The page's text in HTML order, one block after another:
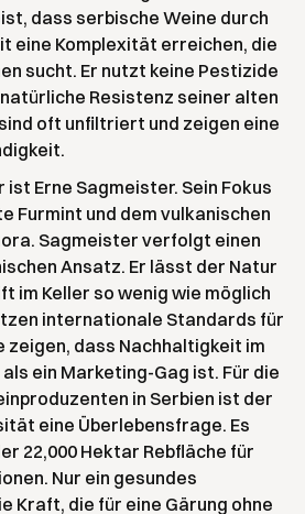
dass serbische Weine durch
eine Komplexität erreichen, die
sucht. Er nutzt keine Pestizide
Resistenz seiner alten
oft unfiltriert und zeigen eine
Erne Sagmeister. Sein Fokus
Furmint und dem vulkanischen
Sagmeister verfolgt einen
Ansatz. Er lässt der Natur
im Keller so wenig wie möglich
internationale Standards für
zeigen, dass Nachhaltigkeit im
ein Marketing-Gag ist. Für die
in Serbien ist der
eine Überlebensfrage. Es
22,000 Hektar Rebfläche für
Nur ein gesundes
Kraft, die für eine Gärung ohne